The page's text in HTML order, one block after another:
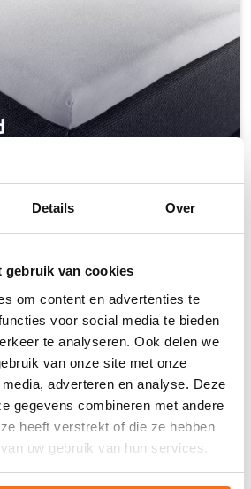
Details Over
gebruik van cookies
om content en advertenties te
voor social media te bieden
te analyseren. Ook delen we
van onze site met onze
adverteren en analyse. Deze
gegevens combineren met andere
heeft verstrekt of die ze hebben
uw gebruik van hun services.
draait alles om goed slapen. Als
weten we precies wat nodig is voor
nachtrust. Met een
aanbod bieden we voor
op zoek bent naar extra luxe of
Dankzij onze jarenlange ervaring
helpen we dagelijks mensen in
betere boxspring én een betere